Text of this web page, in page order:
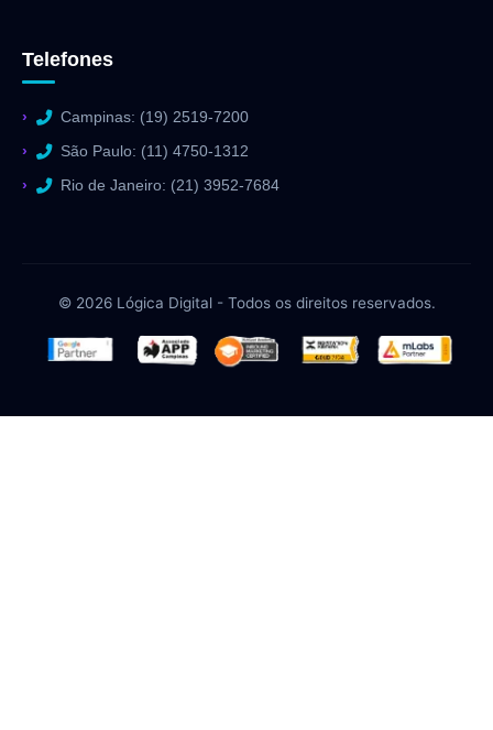
Telefones
Campinas: (19) 2519-7200
São Paulo: (11) 4750-1312
Rio de Janeiro: (21) 3952-7684
© 2026 Lógica Digital - Todos os direitos reservados.